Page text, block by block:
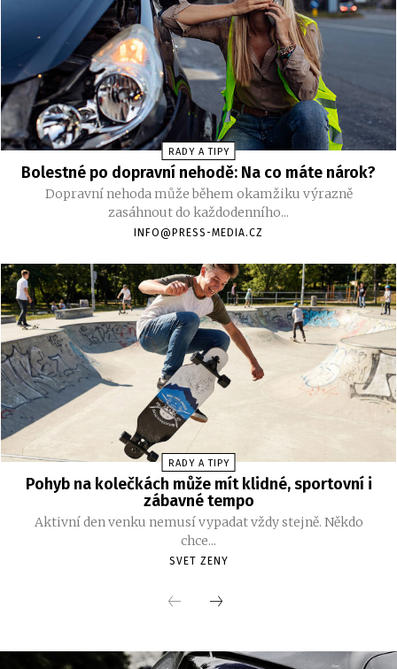
RADY A TIPY
Bolestné po dopravní nehodě: Na co máte nárok?
Dopravní nehoda může během okamžiku výrazně
zasáhnout do každodenního...
INFO@PRESS-MEDIA.CZ
RADY A TIPY
Pohyb na kolečkách může mít klidné, sportovní i
zábavné tempo
Aktivní den venku nemusí vypadat vždy stejně. Někdo
chce...
SVET ZENY